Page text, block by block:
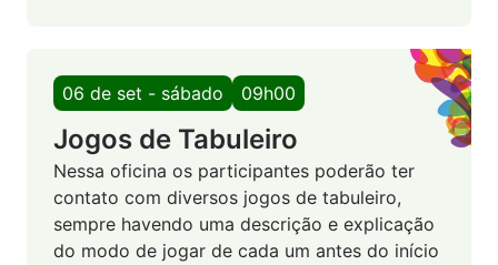
06 de set - sábado 09h00
Jogos de Tabuleiro
Nessa oficina os participantes poderão ter
contato com diversos jogos de tabuleiro,
sempre havendo uma descrição e explicação
do modo de jogar de cada um antes do início